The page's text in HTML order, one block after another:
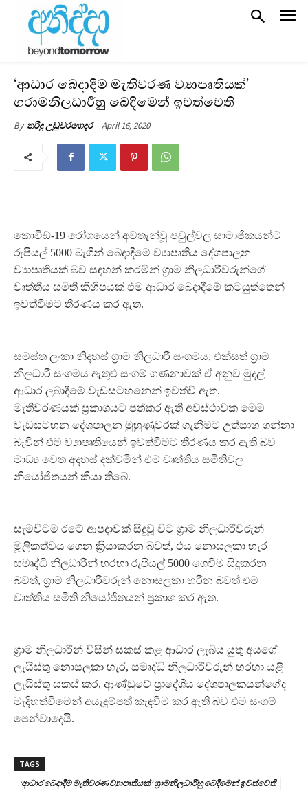
‘ආධාර බෙදාදීම මැතිවරණ ව්‍යාපෘතියක්’
ග‍්‍රාමනිලධාරීහු බෙදීමෙන් ඉවත්වෙති
By තරිඳු උඩුවරගෙදර April 16, 2020
කොවිඞ්-19 රෝගයෙන් අවතැන්වූ පවුල්වල සාමාජිකයන්ට
රුපියල් 5000 බැගින් බෙදාදීමේ ව්‍යාපෘතිය දේශපාලන
ව්‍යාපෘතියක් බව සඳහන් කරමින් ග‍්‍රාම නිලධාරීවරුන්ගේ
වෘත්තීය සමිති කිහිපයක් එම ආධාර බෙදාදීමේ කටයුත්තෙන්
ඉවත්වීමට තීරණය කර ඇත.
සමස්ත ලංකා නිදහස් ග‍්‍රාම නිලධාරී සංගමය, එක්සත් ග‍්‍රාම
නිලධාරී සංගමය ඇතුළු සංගම් ගණනාවක් ඒ අනුව මුදල්
ආධාර ලබාදීමේ වැඩසටහනෙන් ඉවත්වී ඇත.
මැතිවරණයක් ප‍්‍රකාශයට පත්කර ඇති අවස්ථාවක මෙම
වැඩසටහන දේශපාලන මුහුණුවරක් ගැනීමට උත්සාහ ගන්නා
බැවින් එම ව්‍යාපෘතියෙන් ඉවත්වීමට තීරණය කර ඇති බව
මාධ්‍ය වෙත අදහස් දක්වමින් එම වෘත්තිය සමිතිවල
නියෝජිතයන් කියා තිබේ.
සැමවිටම රටේ ආපදාවක් සිදුවූ විට ග‍්‍රාම නිලධාරීවරුන්
මූලිකත්වය ගෙන ක‍්‍රියාකරන බවත්, එය නොසලකා හැර
සමෘද්ධි නිලධාරීන් හරහා රුපියල් 5000 ගෙවීම සිදුකරන
බවත්, ග‍්‍රාම නිලධාරීවරුන් නොසලකා හරින බවත් එම
වෘත්තිය සමිති නියෝජිතයන් ප‍්‍රකාශ කර ඇත.
ග‍්‍රාම නිලධාරීන් විසින් සකස් කළ ආධාර ලැබිය යුතු අයගේ
ලැයිස්තු නොසලකා හැර, සමෘද්ධි නිලධාරීවරුන් හරහා යළි
ලැයිස්තු සකස් කර, ආණ්ඩුවේ ප‍්‍රාදේශීය දේශපාලකයන්ගේද
මැදිහත්වීමෙන් අයැදුම්පත් කැඳවීම කර ඇති බව එම සංගම්
පෙන්වාදෙයි.
TAGS
‘ආධාර බෙදාදීම මැතිවරණ ව්‍යාපෘතියක්’ ග‍්‍රාමනිලධාරීහු බෙදීමෙන් ඉවත්වෙති